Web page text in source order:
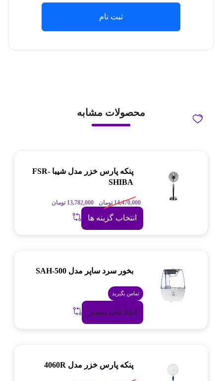
ثبت نام
محصولات مشابه
پنکه پارس خزر مدل شیبا FSR-
SHIBA
14,470,000 تومان 13,782,000 تومان
انتخاب گزینه ها
بخور سرد ساپر مدل SAH-500
تماس بگیرید
اطلاعات بیشتر
پنکه پارس خزر مدل 4060R